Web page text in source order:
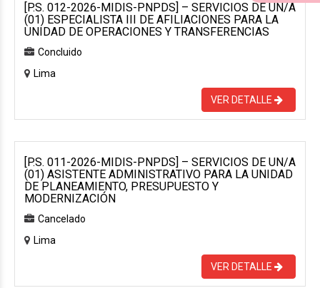
[P.S. 012-2026-MIDIS-PNPDS] – SERVICIOS DE UN/A
(01) ESPECIALISTA III DE AFILIACIONES PARA LA
UNIDAD DE OPERACIONES Y TRANSFERENCIAS
Concluido
Lima
VER DETALLE
[P.S. 011-2026-MIDIS-PNPDS] – SERVICIOS DE UN/A
(01) ASISTENTE ADMINISTRATIVO PARA LA UNIDAD
DE PLANEAMIENTO, PRESUPUESTO Y
MODERNIZACIÓN
Cancelado
Lima
VER DETALLE